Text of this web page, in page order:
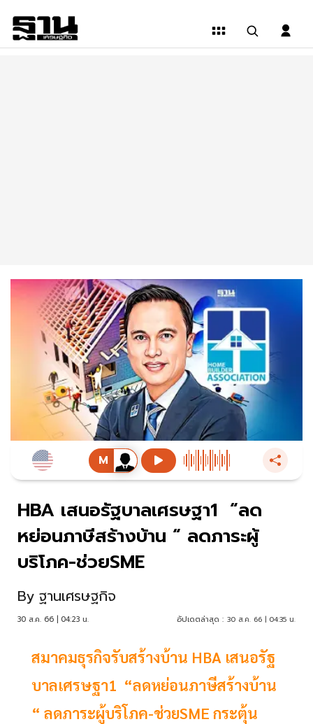
HBA เสนอรัฐบาลเศรษฐา1 “ลด
หย่อนภาษีสร้างบ้าน “ ลดภาระผู้
บริโภค-ช่วยSME
By ฐานเศรษฐกิจ
30 ส.ค. 66 | 04:23 น. อัปเดตล่าสุด : 30 ส.ค. 66 | 04:35 น.
สมาคมธุรกิจรับสร้างบ้าน HBA เสนอรัฐ
บาลเศรษฐา1 “ลดหย่อนภาษีสร้างบ้าน
“ ลดภาระผู้บริโภค-ช่วยSME กระตุ้น